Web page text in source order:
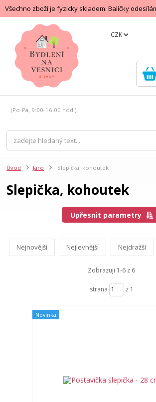
Všechno zboží je fyzicky skladem. Balíčky
CZK
(Po-Pá, 9:00-16:00 hod.)
Úvod Jaro Slepička, kohoutek
Slepička, kohoutek
Upřesnit parametry
Nejnovější Nejlevnější Nejdražší
Zobrazuji 1-6 z 6
strana z 1
Novinka